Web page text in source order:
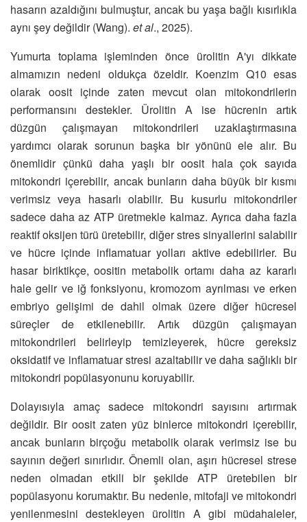
hasarın azaldığını bulmuştur, ancak bu yaşa bağlı kısırlıkla
aynı şey değildir (Wang). et al., 2025).
Yumurta toplama işleminden önce ürolitin A'yı dikkate
almamızın nedeni oldukça özeldir. Koenzim Q10 esas
olarak oosit içinde zaten mevcut olan mitokondrilerin
performansını destekler. Ürolitin A ise hücrenin artık
düzgün çalışmayan mitokondrileri uzaklaştırmasına
yardımcı olarak sorunun başka bir yönünü ele alır. Bu
önemlidir çünkü daha yaşlı bir oosit hala çok sayıda
mitokondri içerebilir, ancak bunların daha büyük bir kısmı
verimsiz veya hasarlı olabilir. Bu kusurlu mitokondriler
sadece daha az ATP üretmekle kalmaz. Ayrıca daha fazla
reaktif oksijen türü üretebilir, diğer stres sinyallerini salabilir
ve hücre içinde inflamatuar yolları aktive edebilirler. Bu
hasar biriktikçe, oositin metabolik ortamı daha az kararlı
hale gelir ve iğ fonksiyonu, kromozom ayrılması ve erken
embriyo gelişimi de dahil olmak üzere diğer hücresel
süreçler de etkilenebilir. Artık düzgün çalışmayan
mitokondrileri belirleyip temizleyerek, hücre gereksiz
oksidatif ve inflamatuar stresi azaltabilir ve daha sağlıklı bir
mitokondri popülasyonunu koruyabilir.
Dolayısıyla amaç sadece mitokondri sayısını artırmak
değildir. Bir oosit zaten yüz binlerce mitokondri içerebilir,
ancak bunların birçoğu metabolik olarak verimsiz ise bu
sayının değeri sınırlıdır. Önemli olan, aşırı hücresel strese
neden olmadan etkili bir şekilde ATP üretebilen bir
popülasyonu korumaktır. Bu nedenle, mitofaji ve mitokondri
yenilenmesini destekleyen ürolitin A gibi müdahaleler,